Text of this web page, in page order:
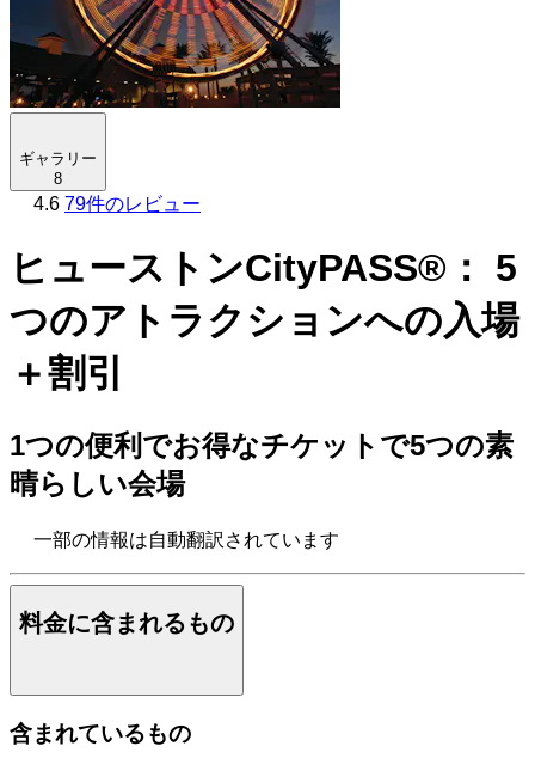
ギャラリー
8
4.6 79件のレビュー
ヒューストンCityPASS®： 5
つのアトラクションへの入場
＋割引
1つの便利でお得なチケットで5つの素
晴らしい会場
一部の情報は自動翻訳されています
料金に含まれるもの
含まれているもの